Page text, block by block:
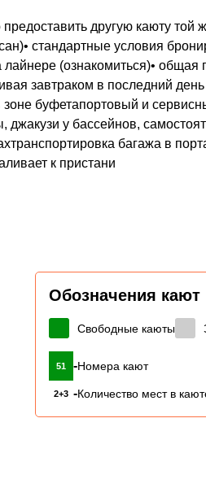
другую каюту той
стандартные условия
(ознакомиться)•
завтраком в последний
буфетапортовый и
у бассейнов,
багажа в
к пристани
Обозначения кают
Свободные каюты
51 -Номера кают
2+3 -Количество мест в